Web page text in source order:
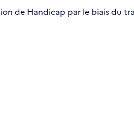
de Handicap par le biais du